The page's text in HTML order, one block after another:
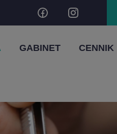
GABINET CENNIK